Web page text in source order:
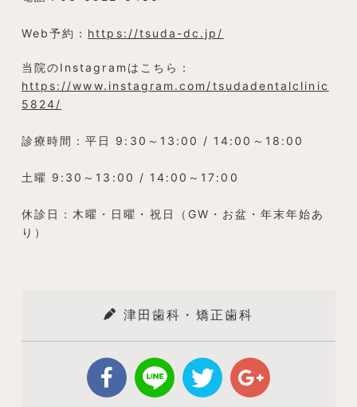
Web予約： https://tsuda-dc.jp/
当院のInstagramはこちら：
https://www.instagram.com/tsudadentalclinic
5824/
診療時間：平日 9:30～13:00 / 14:00～18:00
土曜 9:30～13:00 / 14:00～17:00
休診日：木曜・日曜・祝日（GW・お盆・年末年始あ
り）
津田歯科・矯正歯科